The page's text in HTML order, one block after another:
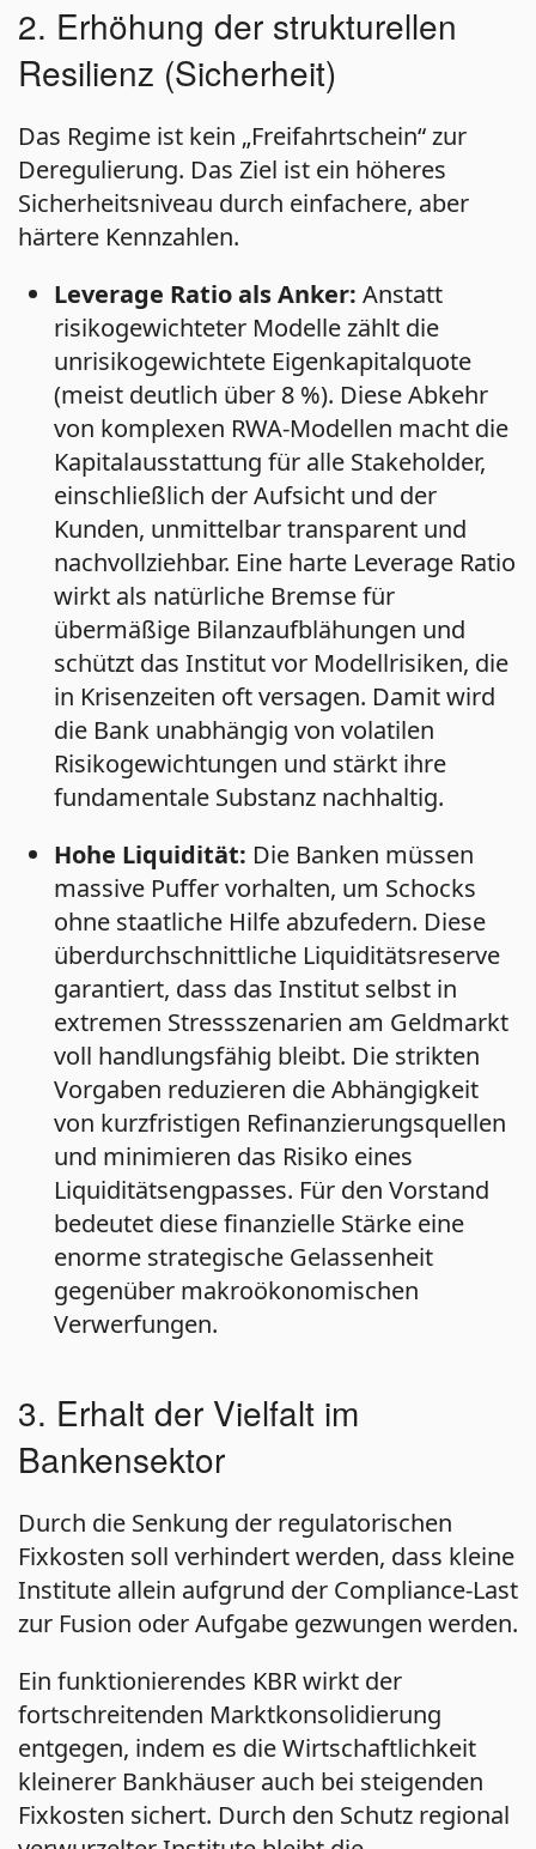
2. Erhöhung der strukturellen
Resilienz (Sicherheit)
Das Regime ist kein „Freifahrtschein“ zur
Deregulierung. Das Ziel ist ein höheres
Sicherheitsniveau durch einfachere, aber
härtere Kennzahlen.
Leverage Ratio als Anker: Anstatt
risikogewichteter Modelle zählt die
unrisikogewichtete Eigenkapitalquote
(meist deutlich über 8 %). Diese Abkehr
von komplexen RWA-Modellen macht die
Kapitalausstattung für alle Stakeholder,
einschließlich der Aufsicht und der
Kunden, unmittelbar transparent und
nachvollziehbar. Eine harte Leverage Ratio
wirkt als natürliche Bremse für
übermäßige Bilanzaufblähungen und
schützt das Institut vor Modellrisiken, die
in Krisenzeiten oft versagen. Damit wird
die Bank unabhängig von volatilen
Risikogewichtungen und stärkt ihre
fundamentale Substanz nachhaltig.
Hohe Liquidität: Die Banken müssen
massive Puffer vorhalten, um Schocks
ohne staatliche Hilfe abzufedern. Diese
überdurchschnittliche Liquiditätsreserve
garantiert, dass das Institut selbst in
extremen Stressszenarien am Geldmarkt
voll handlungsfähig bleibt. Die strikten
Vorgaben reduzieren die Abhängigkeit
von kurzfristigen Refinanzierungsquellen
und minimieren das Risiko eines
Liquiditätsengpasses. Für den Vorstand
bedeutet diese finanzielle Stärke eine
enorme strategische Gelassenheit
gegenüber makroökonomischen
Verwerfungen.
3. Erhalt der Vielfalt im
Bankensektor
Durch die Senkung der regulatorischen
Fixkosten soll verhindert werden, dass kleine
Institute allein aufgrund der Compliance-Last
zur Fusion oder Aufgabe gezwungen werden.
Ein funktionierendes KBR wirkt der
fortschreitenden Marktkonsolidierung
entgegen, indem es die Wirtschaftlichkeit
kleinerer Bankhäuser auch bei steigenden
Fixkosten sichert. Durch den Schutz regional